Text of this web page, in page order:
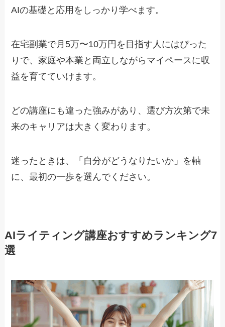
AIの基礎と応用をしっかり学べます。
在宅副業で月5万〜10万円を目指す人にはぴった
りで、家庭や本業と両立しながらマイペースに収
益を育てていけます。
どの講座にも違った強みがあり、選び方次第で未
来のキャリアは大きく変わります。
迷ったときは、「自分がどうなりたいか」を軸
に、最初の一歩を選んでください。
AIライティング講座おすすめランキング7
選